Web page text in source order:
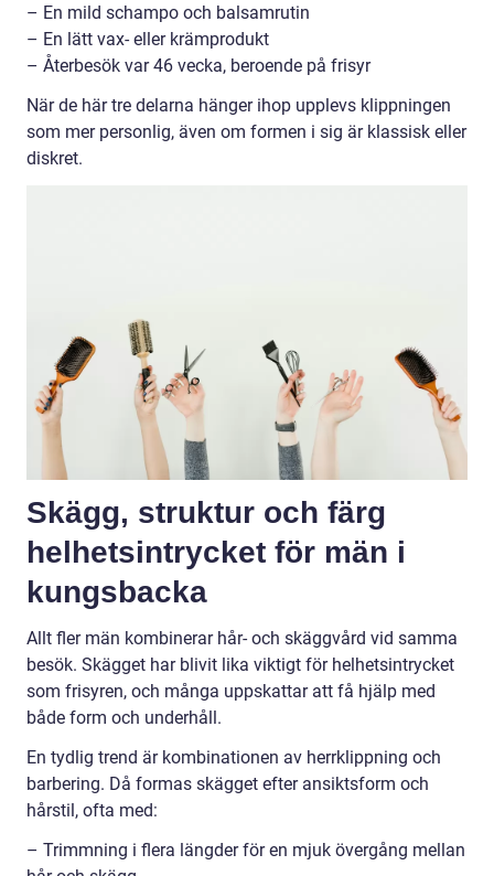
– En mild schampo och balsamrutin
– En lätt vax- eller krämprodukt
– Återbesök var 46 vecka, beroende på frisyr
När de här tre delarna hänger ihop upplevs klippningen
som mer personlig, även om formen i sig är klassisk eller
diskret.
Skägg, struktur och färg
helhetsintrycket för män i
kungsbacka
Allt fler män kombinerar hår- och skäggvård vid samma
besök. Skägget har blivit lika viktigt för helhetsintrycket
som frisyren, och många uppskattar att få hjälp med
både form och underhåll.
En tydlig trend är kombinationen av herrklippning och
barbering. Då formas skägget efter ansiktsform och
hårstil, ofta med:
– Trimmning i flera längder för en mjuk övergång mellan